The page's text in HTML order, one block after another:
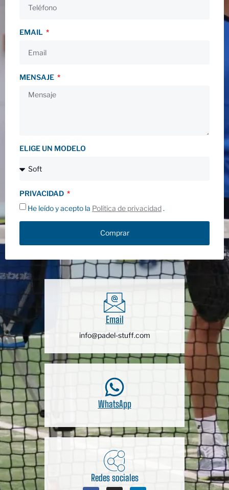
EMAIL
MENSAJE
ELIGE UN MODELO
PRIVACIDAD
He leído y acepto la Política de privacidad.
Comprar
Email
info@padel-stuff.com
WhatsApp
Redes sociales